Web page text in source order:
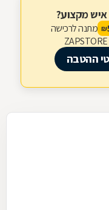
מקצוע?
₪ מתנה לרכישה
ההטבה